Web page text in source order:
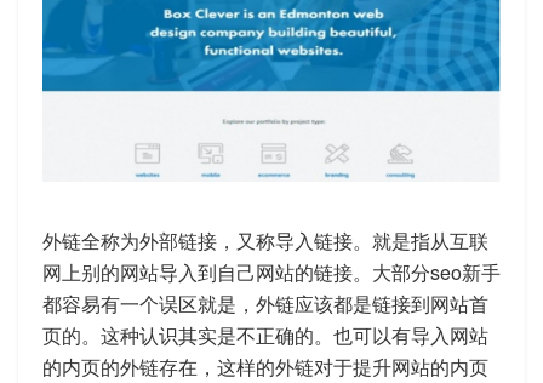
外链全称为外部链接，又称导入链接。就是指从互联
网上别的网站导入到自己网站的链接。大部分seo新手
都容易有一个误区就是，外链应该都是链接到网站首
页的。这种认识其实是不正确的。也可以有导入网站
的内页的外链存在，这样的外链对于提升网站的内页